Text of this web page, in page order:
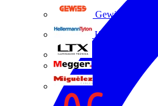
Gewiss
HellermannTyton